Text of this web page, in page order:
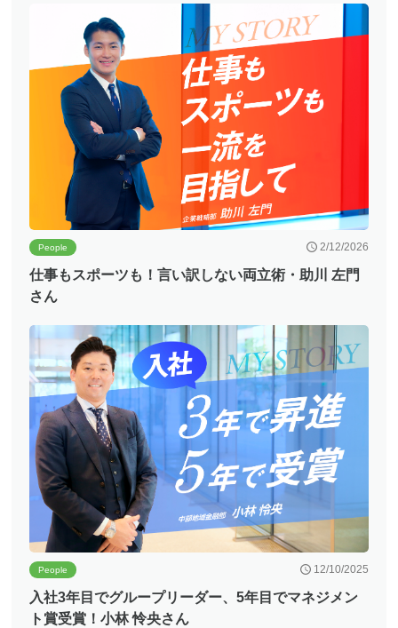
People 2/12/2026
仕事もスポーツも！言い訳しない両立術・助川 左門
さん
People 12/10/2025
入社3年目でグループリーダー、5年目でマネジメン
ト賞受賞！小林 怜央さん